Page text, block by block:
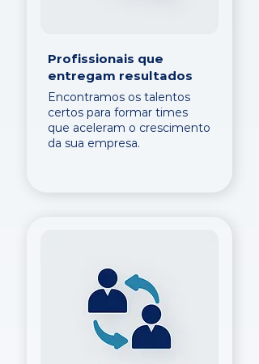
Profissionais que
entregam resultados
Encontramos os talentos
certos para formar times
que aceleram o crescimento
da sua empresa.